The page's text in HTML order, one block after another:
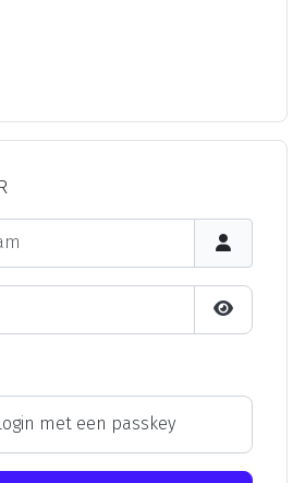
Toon
met een passkey